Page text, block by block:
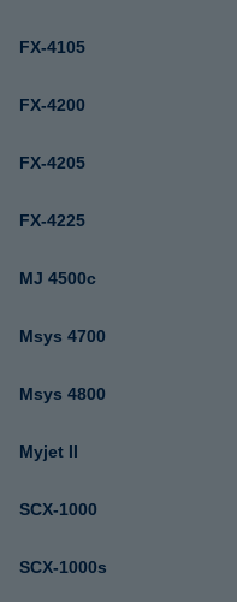
FX-4105
FX-4200
FX-4205
FX-4225
MJ 4500c
Msys 4700
Msys 4800
Myjet II
SCX-1000
SCX-1000s